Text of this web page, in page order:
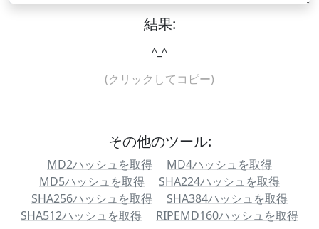
結果:
^_^
(クリックしてコピー)
その他のツール:
MD2ハッシュを取得
MD4ハッシュを取得
MD5ハッシュを取得
SHA224ハッシュを取得
SHA256ハッシュを取得
SHA384ハッシュを取得
SHA512ハッシュを取得
RIPEMD160ハッシュを取得